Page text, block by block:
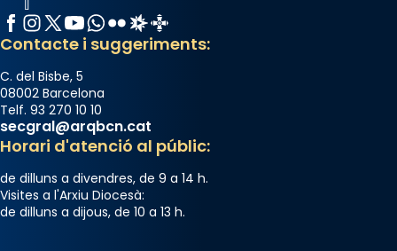
Facebook
Instagram
X / Twitter
YouTube
WhatsApp
FlickrRadio Estel
Catalunya Cristiana
Contacte i suggeriments:
C. del Bisbe, 5
08002 Barcelona
Telf. 93 270 10 10
secgral@arqbcn.cat
Horari d'atenció al públic:
de dilluns a divendres, de 9 a 14 h.
Visites a l'Arxiu Diocesà:
de dilluns a dijous, de 10 a 13 h.